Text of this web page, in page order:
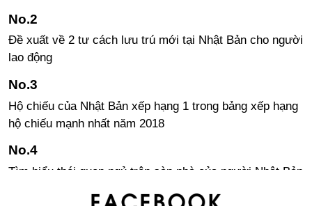
Đề xuất về 2 tư cách lưu trú mới tại Nhật Bản cho người
lao động
Hộ chiếu của Nhật Bản xếp hạng 1 trong bảng xếp hạng
hộ chiếu mạnh nhất năm 2018
Tìm hiểu thói quen ngủ trên sàn nhà của người Nhật Bản